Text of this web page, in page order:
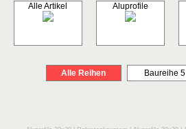
Alle Artikel Aluprofile
Alle Reihen Baureihe 5